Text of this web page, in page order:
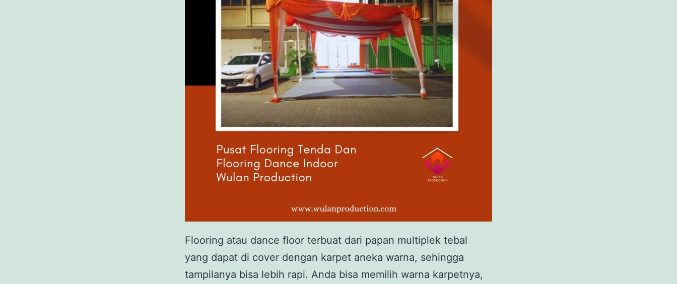
Flooring atau dance floor terbuat dari papan multiplek tebal
yang dapat di cover dengan karpet aneka warna, sehingga
tampilanya bisa lebih rapi. Anda bisa memilih warna karpetnya,